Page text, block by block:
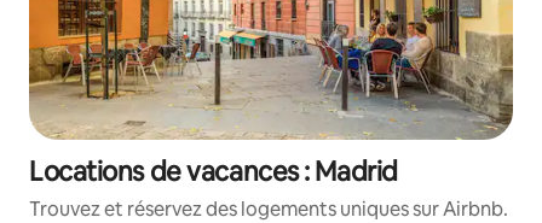
Locations de vacances : Madrid
Trouvez et réservez des logements uniques sur Airbnb.